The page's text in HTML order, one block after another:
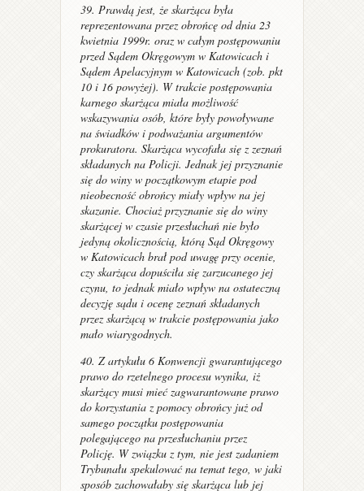
39. Prawdą jest, że skarżąca była
reprezentowana przez obrońcę od dnia 23
kwietnia 1999r. oraz w całym postępowaniu
przed Sądem Okręgowym w Katowicach i
Sądem Apelacyjnym w Katowicach (zob. pkt
10 i 16 powyżej). W trakcie postępowania
karnego skarżąca miała możliwość
wskazywania osób, które były powoływane
na świadków i podważania argumentów
prokuratora. Skarżąca wycofała się z zeznań
składanych na Policji. Jednak jej przyznanie
się do winy w początkowym etapie pod
nieobecność obrońcy miały wpływ na jej
skazanie. Chociaż przyznanie się do winy
skarżącej w czasie przesłuchań nie było
jedyną okolicznością, którą Sąd Okręgowy
w Katowicach brał pod uwagę przy ocenie,
czy skarżąca dopuściła się zarzucanego jej
czynu, to jednak miało wpływ na ostateczną
decyzję sądu i ocenę zeznań składanych
przez skarżącą w trakcie postępowania jako
mało wiarygodnych.
40. Z artykułu 6 Konwencji gwarantującego
prawo do rzetelnego procesu wynika, iż
skarżący musi mieć zagwarantowane prawo
do korzystania z pomocy obrońcy już od
samego początku postępowania
polegającego na przesłuchaniu przez
Policję. W związku z tym, nie jest zadaniem
Trybunału spekulować na temat tego, w jaki
sposób zachowałaby się skarżąca lub jej